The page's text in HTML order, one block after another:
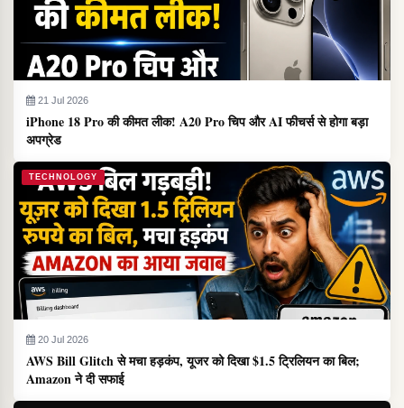
21 Jul 2026
iPhone 18 Pro की कीमत लीक! A20 Pro चिप और AI फीचर्स से होगा बड़ा
अपग्रेड
TECHNOLOGY
20 Jul 2026
AWS Bill Glitch से मचा हड़कंप, यूजर को दिखा $1.5 ट्रिलियन का बिल;
Amazon ने दी सफाई